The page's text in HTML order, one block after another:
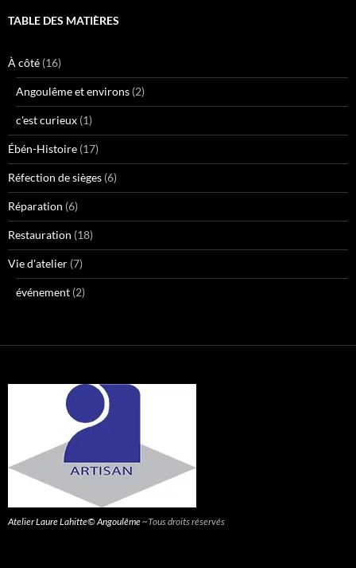
TABLE DES MATIÈRES
À côté (16)
Angoulême et environs (2)
c'est curieux (1)
Ébén-Histoire (17)
Réfection de sièges (6)
Réparation (6)
Restauration (18)
Vie d'atelier (7)
événement (2)
Atelier Laure Lahitte© Angoulême~Tous droits réservés